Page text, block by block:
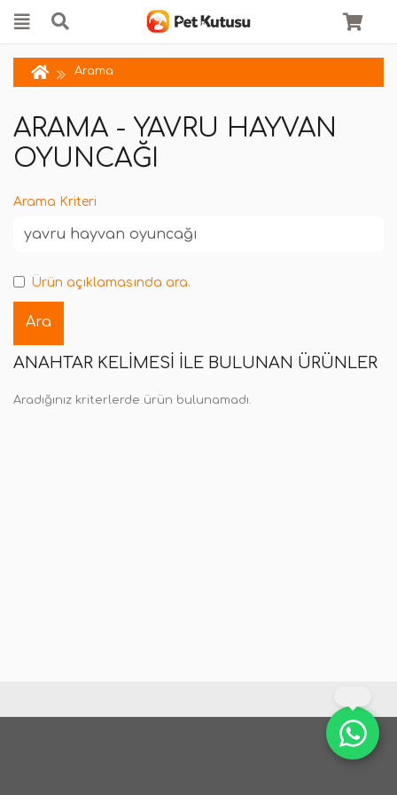
Arama
ARAMA - YAVRU HAYVAN
OYUNCAĞI
Arama Kriteri
Ürün açıklamasında ara.
ANAHTAR KELIMESI ILE BULUNAN ÜRÜNLER
Aradığınız kriterlerde ürün bulunamadı.